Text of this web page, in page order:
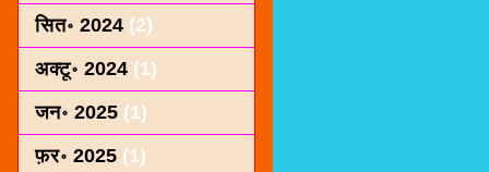
सित॰ 2024 (2)
अक्टू॰ 2024 (1)
जन॰ 2025 (1)
फ़र॰ 2025 (1)